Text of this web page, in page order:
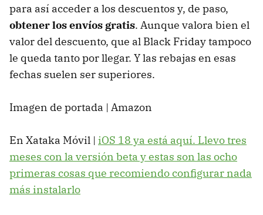
para así acceder a los descuentos y, de paso,
obtener los envíos gratis. Aunque valora bien el
valor del descuento, que al Black Friday tampoco
le queda tanto por llegar. Y las rebajas en esas
fechas suelen ser superiores.
Imagen de portada | Amazon
En Xataka Móvil | iOS 18 ya está aquí. Llevo tres
meses con la versión beta y estas son las ocho
primeras cosas que recomiendo configurar nada
más instalarlo